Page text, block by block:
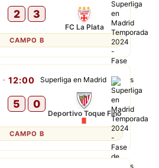
2 3
FC La Plata
CAMPO B
Superliga en Madrid
- 12:00
5 0
Deportivo Toque Fino
CAMPO B